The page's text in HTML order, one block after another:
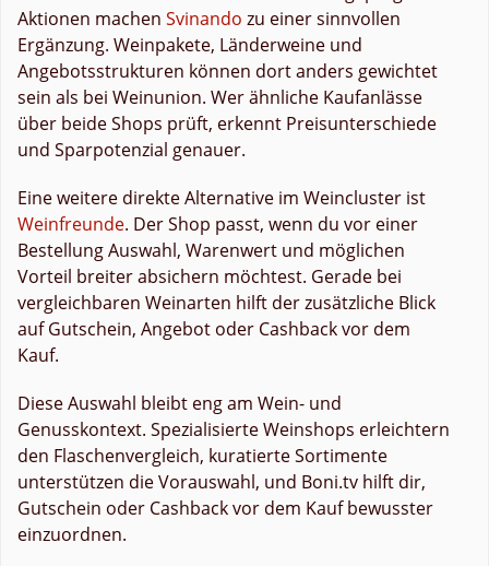
Aktionen machen Svinando zu einer sinnvollen
Ergänzung. Weinpakete, Länderweine und
Angebotsstrukturen können dort anders gewichtet
sein als bei Weinunion. Wer ähnliche Kaufanlässe
über beide Shops prüft, erkennt Preisunterschiede
und Sparpotenzial genauer.
Eine weitere direkte Alternative im Weincluster ist
Weinfreunde. Der Shop passt, wenn du vor einer
Bestellung Auswahl, Warenwert und möglichen
Vorteil breiter absichern möchtest. Gerade bei
vergleichbaren Weinarten hilft der zusätzliche Blick
auf Gutschein, Angebot oder Cashback vor dem
Kauf.
Diese Auswahl bleibt eng am Wein- und
Genusskontext. Spezialisierte Weinshops erleichtern
den Flaschenvergleich, kuratierte Sortimente
unterstützen die Vorauswahl, und Boni.tv hilft dir,
Gutschein oder Cashback vor dem Kauf bewusster
einzuordnen.